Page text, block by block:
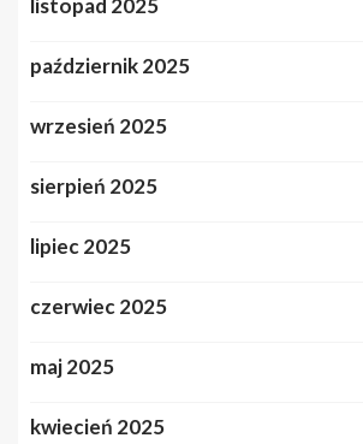
październik 2025
wrzesień 2025
sierpień 2025
lipiec 2025
czerwiec 2025
maj 2025
kwiecień 2025